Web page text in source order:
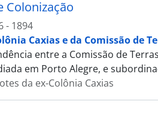
Colonização
- 1894
Caxias e da Comissão de
entre a Comissão de
em Porto Alegre, e
da ex-Colônia Caxias